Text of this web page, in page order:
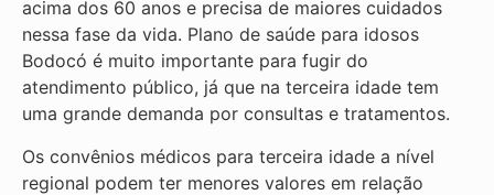
acima dos 60 anos e precisa de maiores cuidados
nessa fase da vida. Plano de saúde para idosos
Bodocó é muito importante para fugir do
atendimento público, já que na terceira idade tem
uma grande demanda por consultas e tratamentos.
Os convênios médicos para terceira idade a nível
regional podem ter menores valores em relação